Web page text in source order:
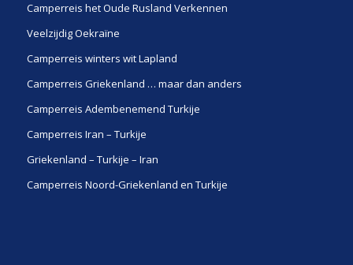
Camperreis het Oude Rusland Verkennen
Veelzijdig Oekraïne
Camperreis winters wit Lapland
Camperreis Griekenland … maar dan anders
Camperreis Adembenemend Turkije
Camperreis Iran – Turkije
Griekenland – Turkije – Iran
Camperreis Noord-Griekenland en Turkije